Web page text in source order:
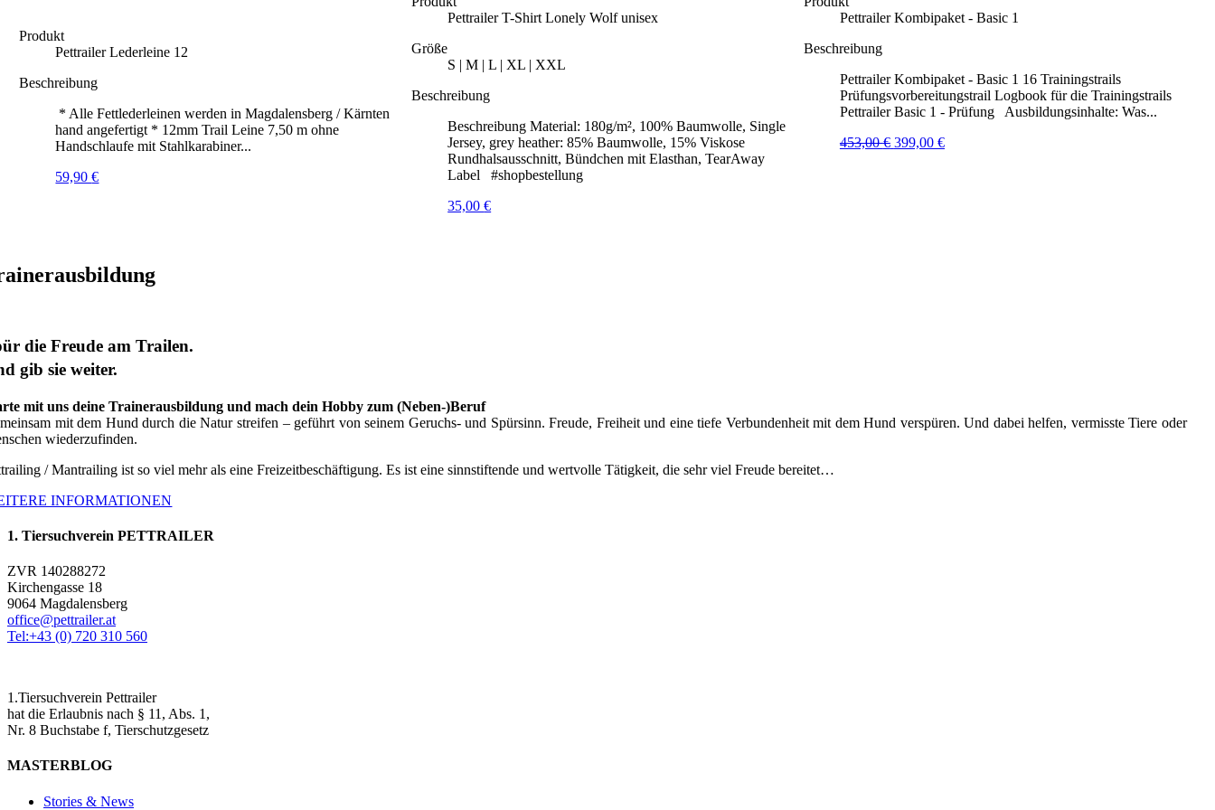
Produkt
Pettrailer Lederleine 12
Beschreibung
* Alle Fettlederleinen werden in Magdalensberg / Kärnten
hand angefertigt * 12mm Trail Leine 7,50 m ohne
Handschlaufe mit Stahlkarabiner...
59,90€
Pettrailer T-Shirt Lonely Wolf unisex
Größe
S | M | L | XL | XXL
Beschreibung
Beschreibung Material: 180g/m², 100% Baumwolle, Single
Jersey, grey heather: 85% Baumwolle, 15% Viskose
Rundhalsausschnitt, Bündchen mit Elasthan, TearAway
Label #shopbestellung
35,00€
Pettrailer Kombipaket - Basic 1
Beschreibung
Pettrailer Kombipaket - Basic 1 16 Trainingstrails
Prüfungsvorbereitungstrail Logbook für die Trainingstrails
Pettrailer Basic 1 - Prüfung Ausbildungsinhalte: Was...
453,00€ Ursprünglicher
399,00 €Aktueller
die Freude am Trailen.
gib sie weiter.
mit uns deine Trainerausbildung und mach dein Hobby zum (Neben-)Beruf
mit dem Hund durch die Natur streifen – geführt von seinem Geruchs- und Spürsinn. Freude, Freiheit und eine tiefe Verbundenheit mit dem Hund verspüren. Und dabei helfen, vermisste Tiere oder
wiederzufinden.
/ Mantrailing ist so viel mehr als eine Freizeitbeschäftigung. Es ist eine sinnstiftende und wertvolle Tätigkeit, die sehr viel Freude bereitet…
INFORMATIONEN
1. Tiersuchverein PETTRAILER
ZVR 140288272
Kirchengasse 18
9064 Magdalensberg
office@pettrailer.at
Tel:+43 (0) 720 310 560
1.Tiersuchverein Pettrailer
hat die Erlaubnis nach § 11, Abs. 1,
Nr. 8 Buchstabe f, Tierschutzgesetz
MASTERBLOG
Stories & News